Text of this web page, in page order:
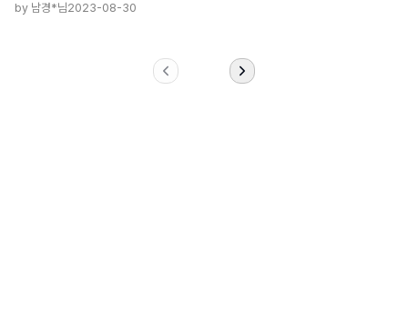
by 남경*님2023-08-30